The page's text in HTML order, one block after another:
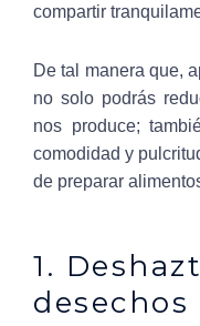
compartir
De tal manera que,
no solo podrás
nos produce;
comodidad y
de preparar
1.